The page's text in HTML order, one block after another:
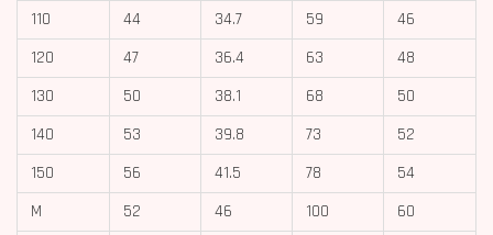
110
44 34.7 59
46
120
47 36.4 63
48
130
50 38.1 68
50
140
53 39.8 73
52
150
56 41.5 78
54
M
52 46 100
60